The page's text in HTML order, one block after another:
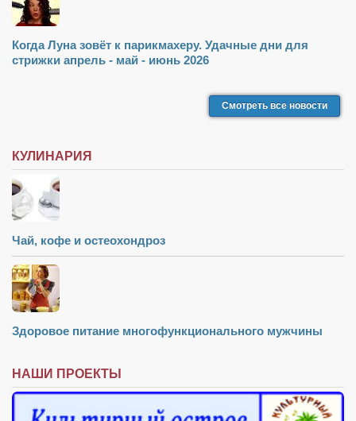
Когда Луна зовёт к парикмахеру. Удачные дни для
стрижки апрель - май - июнь 2026
Смотреть все новости
КУЛИНАРИЯ
Чай, кофе и остеохондроз
Здоровое питание многофункционального мужчины
НАШИ ПРОЕКТЫ